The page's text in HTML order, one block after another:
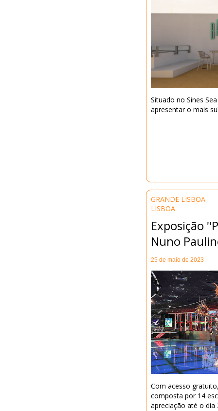
Situado no Sines
apresentar o mais
GRANDE LISBOA
LISBOA
Exposição
Nuno
25 de maio de 2023
Com acesso
composta por 14
apreciação até o dia